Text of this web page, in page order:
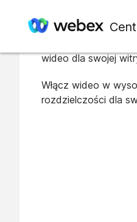
W tym artykule
wideo dla swojej
Włącz wideo w
rozdzielczości dla